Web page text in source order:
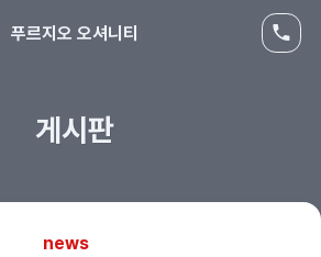
푸르지오 오셔니티
게시판
news